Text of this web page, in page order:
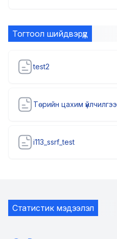
Тогтоол шийдвэрүүд
test2
Төрийн цахим үйлчилгээ
i113_ssrf_test
Статистик мэдээлэл